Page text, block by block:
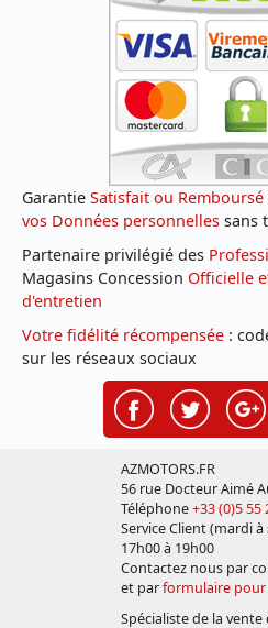
Garantie Satisfait ou Remboursé
vos Données personnelles sans
Partenaire privilégié des
Magasins Concession Officielle
d'entretien
Votre fidélité récompensée :
sur les réseaux sociaux
AZMOTORS.FR
56 rue Docteur Aimé
Téléphone+33 (0)5 55
Service Client (mardi
17h00 à 19h00
Contactez nous par
et parformulaire
Spécialiste de la